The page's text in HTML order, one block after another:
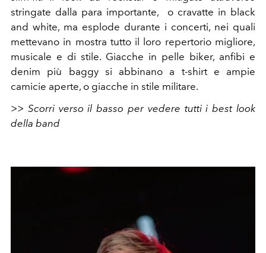
stringate dalla para importante, o cravatte in black
and white, ma esplode durante i concerti, nei quali
mettevano in mostra tutto il loro repertorio migliore,
musicale e di stile. Giacche in pelle biker, anfibi e
denim più baggy si abbinano a t-shirt e ampie
camicie aperte, o giacche in stile militare.
>> Scorri verso il basso per vedere tutti i best look
della band